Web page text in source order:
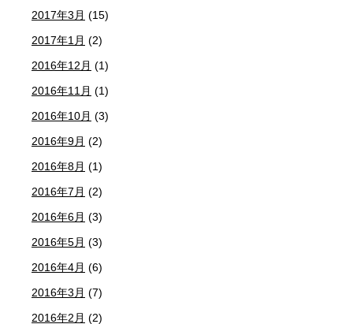
2017年3月 (15)
2017年1月 (2)
2016年12月 (1)
2016年11月 (1)
2016年10月 (3)
2016年9月 (2)
2016年8月 (1)
2016年7月 (2)
2016年6月 (3)
2016年5月 (3)
2016年4月 (6)
2016年3月 (7)
2016年2月 (2)